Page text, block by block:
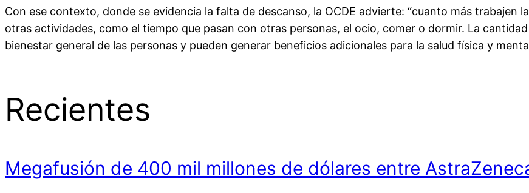
Con ese contexto, donde se evidencia la falta de descanso, la OCDE advierte: “cuanto más trabajen
otras actividades, como el tiempo que pasan con otras personas, el ocio, comer o dormir. La
bienestar general de las personas y pueden generar beneficios adicionales para la salud física y
Recientes
Megafusión de 400 mil millones de dólares entre